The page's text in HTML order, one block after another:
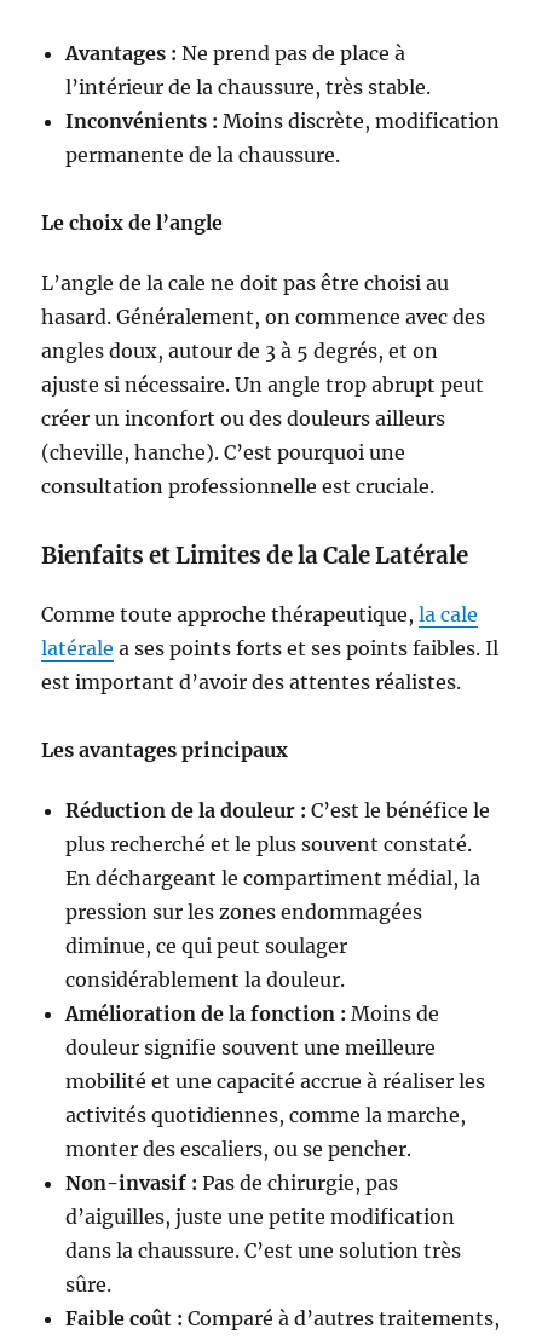
Avantages : Ne prend pas de place à
l’intérieur de la chaussure, très stable.
Inconvénients : Moins discrète, modification
permanente de la chaussure.
Le choix de l’angle
L’angle de la cale ne doit pas être choisi au
hasard. Généralement, on commence avec des
angles doux, autour de 3 à 5 degrés, et on
ajuste si nécessaire. Un angle trop abrupt peut
créer un inconfort ou des douleurs ailleurs
(cheville, hanche). C’est pourquoi une
consultation professionnelle est cruciale.
Bienfaits et Limites de la Cale Latérale
Comme toute approche thérapeutique,la cale
latérale a ses points forts et ses points faibles. Il
est important d’avoir des attentes réalistes.
Les avantages principaux
Réduction de la douleur : C’est le bénéfice le
plus recherché et le plus souvent constaté.
En déchargeant le compartiment médial, la
pression sur les zones endommagées
diminue, ce qui peut soulager
considérablement la douleur.
Amélioration de la fonction : Moins de
douleur signifie souvent une meilleure
mobilité et une capacité accrue à réaliser les
activités quotidiennes, comme la marche,
monter des escaliers, ou se pencher.
Non-invasif : Pas de chirurgie, pas
d’aiguilles, juste une petite modification
dans la chaussure. C’est une solution très
sûre.
Faible coût : Comparé à d’autres traitements,